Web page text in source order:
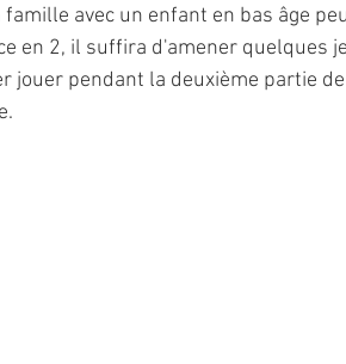
famille avec un enfant en bas âge
en 2, il suffira d'amener quelques
jouer pendant la deuxième partie